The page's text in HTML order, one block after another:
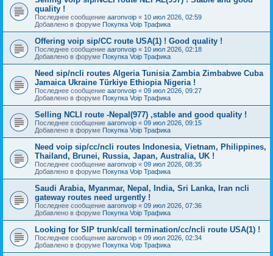
quality !
Последнее сообщение aaronvoip « 10 июл 2026, 02:59
Добавлено в форуме Покупка Voip Трафика
Offering voip sip/CC route USA(1) ! Good quality !
Последнее сообщение aaronvoip « 10 июл 2026, 02:18
Добавлено в форуме Покупка Voip Трафика
Need sip/ncli routes Algeria Tunisia Zambia Zimbabwe Cuba
Jamaica Ukraine Türkiye Ethiopia Nigeria !
Последнее сообщение aaronvoip « 09 июл 2026, 09:27
Добавлено в форуме Покупка Voip Трафика
Selling NCLI route -Nepal(977) ,stable and good quality !
Последнее сообщение aaronvoip « 09 июл 2026, 09:15
Добавлено в форуме Покупка Voip Трафика
Need voip sip/cc/ncli routes Indonesia, Vietnam, Philippines,
Thailand, Brunei, Russia, Japan, Australia, UK !
Последнее сообщение aaronvoip « 09 июл 2026, 08:35
Добавлено в форуме Покупка Voip Трафика
Saudi Arabia, Myanmar, Nepal, India, Sri Lanka, Iran ncli
gateway routes need urgently !
Последнее сообщение aaronvoip « 09 июл 2026, 07:36
Добавлено в форуме Покупка Voip Трафика
Looking for SIP trunk/call termination/cc/ncli route USA(1) !
Последнее сообщение aaronvoip « 09 июл 2026, 02:34
Добавлено в форуме Покупка Voip Трафика